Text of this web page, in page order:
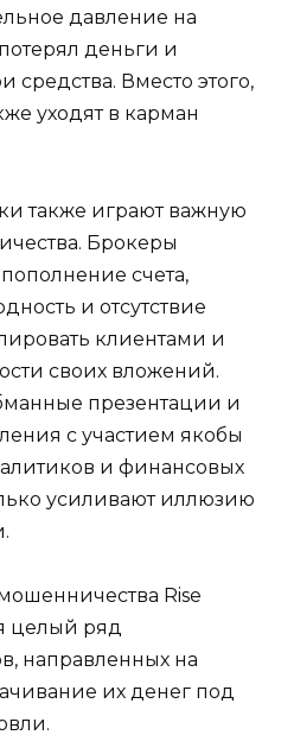
давление на
деньги и
средства. Вместо этого,
уходят в карман
также играют важную
Брокеры
счета,
и отсутствие
клиентами и
своих вложений.
презентации и
с участием якобы
и финансовых
усиливают иллюзию
Rise
целый ряд
направленных на
их денег под